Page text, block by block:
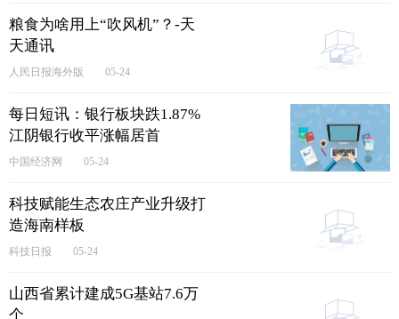
粮食为啥用上“吹风机”？-天
天通讯
人民日报海外版 05-24
每日短讯：银行板块跌1.87%
江阴银行收平涨幅居首
中国经济网 05-24
科技赋能生态农庄产业升级打
造海南样板
科技日报 05-24
山西省累计建成5G基站7.6万
个